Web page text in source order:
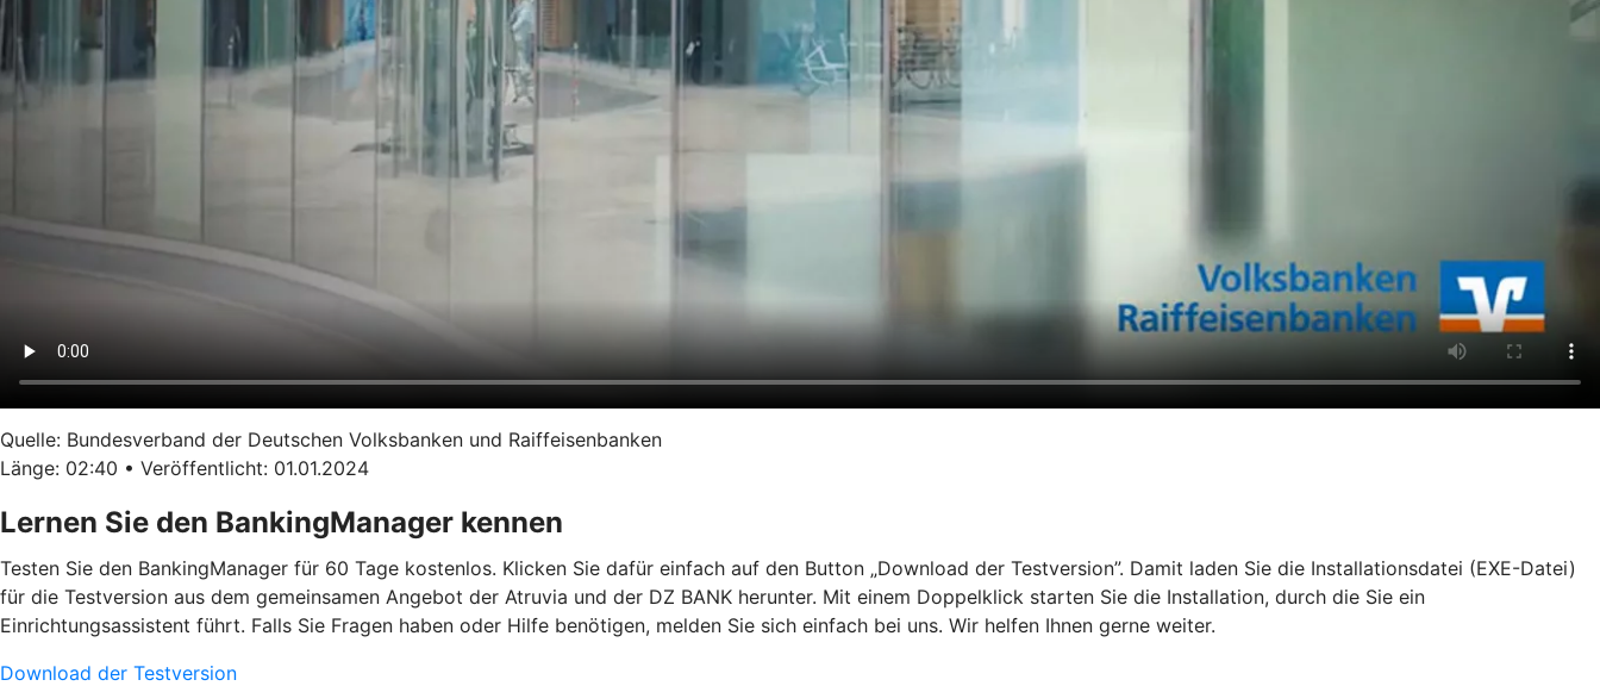
Quelle: Bundesverband der Deutschen Volksbanken und Raiffeisenbanken
Länge: 02:40 • Veröffentlicht: 01.01.2024
Lernen Sie den BankingManager kennen
Testen Sie den BankingManager für 60 Tage kostenlos. Klicken Sie dafür einfach auf den Button „Download der Testversion”. Damit laden Sie die Installationsdatei (EXE-Datei)
für die Testversion aus dem gemeinsamen Angebot der Atruvia und der DZ BANK herunter. Mit einem Doppelklick starten Sie die Installation, durch die Sie ein
Einrichtungsassistent führt. Falls Sie Fragen haben oder Hilfe benötigen, melden Sie sich einfach bei uns. Wir helfen Ihnen gerne weiter.
Download der Testversion